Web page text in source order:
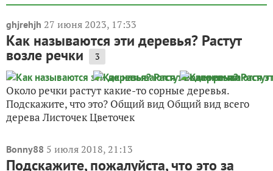
ghjrehjh 27 июня 2023, 17:33
Как называются эти деревья? Растут
возле речки 3
Около речки растут какие-то сорные деревья.
Подскажите, что это? Общий вид Общий вид всего
дерева Листочек Цветочек
Bonny88 5 июля 2018, 21:13
Подскажите, пожалуйста, что это за